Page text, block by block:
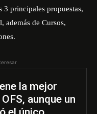
principales propuestas,
además de Cursos,
la mejor
aunque un